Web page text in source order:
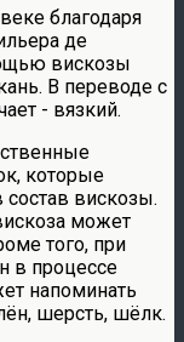
благодаря
де
вискозы
В переводе с
- вязкий.
которые
вискозы.
может
того, при
в процессе
напоминать
шерсть, шёлк.